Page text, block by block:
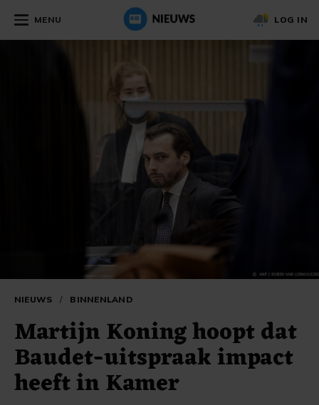
MENU LOG IN
NIEUWS / BINNENLAND
Martijn Koning hoopt dat
Baudet-uitspraak impact
heeft in Kamer